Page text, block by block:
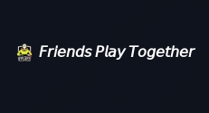
𝘍𝘳𝘪𝘦𝘯𝘥𝘴 𝘗𝘭𝘢𝘺 𝘛𝘰𝘨𝘦𝘵𝘩𝘦𝘳